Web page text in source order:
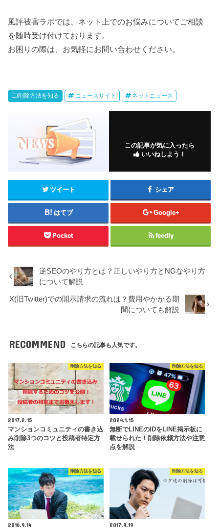
風評被害ラボでは、ネット上でのお悩みについてご相談
を随時受け付けております。
お困りの際は、お気軽にお問い合わせください。
削除方法を知る ニュースサイト ネットニュース
この記事が気に入ったら
いいねしよう！
ツイート シェア
はてブ Google+
Pocket feedly
逆SEOのやり方とは？正しいやり方とNGなやり方
について解説
X(旧Twitter)での開示請求の流れは？費用やかかる期
間についても解説
RECOMMEND こちらの記事も人気です。
削除方法を知る
2017.2.15
マンションコミュニティの書き込
み削除3つのコツと投稿者特定方
法
削除方法を知る
2024.1.15
無断でLINEのIDをLINE掲示板に
載せられた！削除依頼方法や注意
点を解説
削除方法を知る
2016.9.14
削除方法を知る
2017.9.19